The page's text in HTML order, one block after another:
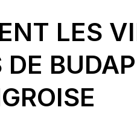
LES
DE